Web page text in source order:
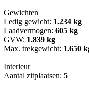
Gewichten
Ledig gewicht: 1.234 kg
Laadvermogen: 605 kg
GVW: 1.839 kg
Max. trekgewicht: 1.650
Interieur
Aantal zitplaatsen: 5